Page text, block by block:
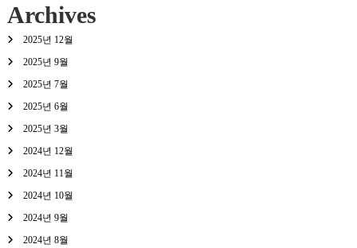
Archives
2025년 12월
2025년 9월
2025년 7월
2025년 6월
2025년 3월
2024년 12월
2024년 11월
2024년 10월
2024년 9월
2024년 8월